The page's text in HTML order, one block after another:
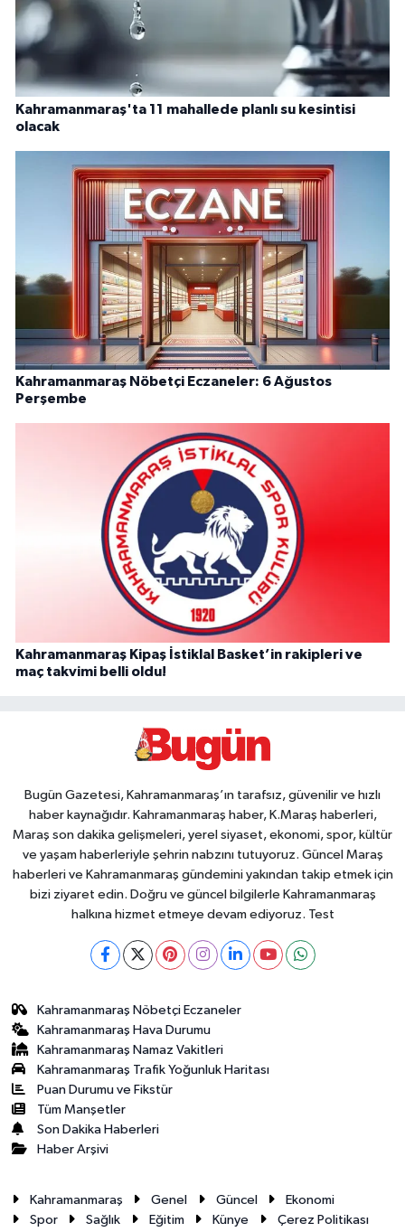
Kahramanmaraş'ta 11 mahallede planlı su kesintisi
olacak
Kahramanmaraş Nöbetçi Eczaneler: 6 Ağustos
Perşembe
Kahramanmaraş Kipaş İstiklal Basket’in rakipleri ve
maç takvimi belli oldu!
Bugün Gazetesi, Kahramanmaraş’ın tarafsız, güvenilir ve hızlı
haber kaynağıdır. Kahramanmaraş haber, K.Maraş haberleri,
Maraş son dakika gelişmeleri, yerel siyaset, ekonomi, spor, kültür
ve yaşam haberleriyle şehrin nabzını tutuyoruz. Güncel Maraş
haberleri ve Kahramanmaraş gündemini yakından takip etmek için
bizi ziyaret edin. Doğru ve güncel bilgilerle Kahramanmaraş
halkına hizmet etmeye devam ediyoruz. Test
Kahramanmaraş Nöbetçi Eczaneler
Kahramanmaraş Hava Durumu
Kahramanmaraş Namaz Vakitleri
Kahramanmaraş Trafik Yoğunluk Haritası
Puan Durumu ve Fikstür
Tüm Manşetler
Son Dakika Haberleri
Haber Arşivi
Kahramanmaraş Genel Güncel
Ekonomi
Spor
Sağlık Eğitim Künye Çerez Politikası